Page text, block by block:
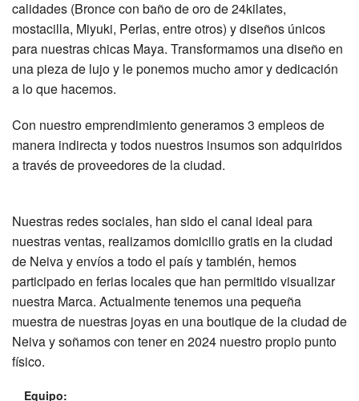
calidades (Bronce con baño de oro de 24kilates,
mostacilla, Miyuki, Perlas, entre otros) y diseños únicos
para nuestras chicas Maya. Transformamos una diseño en
una pieza de lujo y le ponemos mucho amor y dedicación
a lo que hacemos.
Con nuestro emprendimiento generamos 3 empleos de
manera indirecta y todos nuestros insumos son adquiridos
a través de proveedores de la ciudad.
Nuestras redes sociales, han sido el canal ideal para
nuestras ventas, realizamos domicilio gratis en la ciudad
de Neiva y envíos a todo el país y también, hemos
participado en ferias locales que han permitido visualizar
nuestra Marca. Actualmente tenemos una pequeña
muestra de nuestras joyas en una boutique de la ciudad de
Neiva y soñamos con tener en 2024 nuestro propio punto
físico.
Equipo: